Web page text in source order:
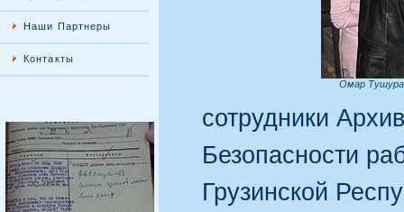
Наши Партнеры
Контакты
Омар
сотрудники
Безопасности
Грузинской